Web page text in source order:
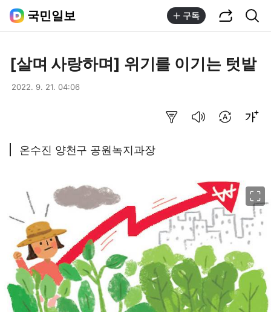
국민일보 구독
[살며 사랑하며] 위기를 이기는 텃밭
2022. 9. 21. 04:06
온수진 양천구 공원녹지과장